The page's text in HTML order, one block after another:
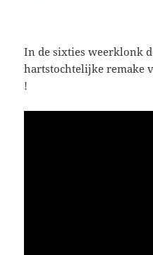
In de sixties weerklonk
hartstochtelijke remake
!